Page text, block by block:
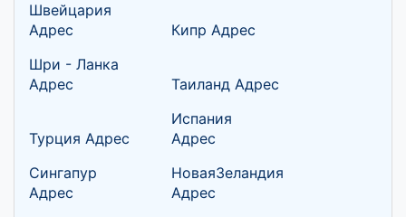
Швейцария
Адрес
Кипр Адрес
Шри - Ланка
Адрес
Таиланд Адрес
Турция Адрес
Испания
Адрес
Сингапур
Адрес
НоваяЗеландия
Адрес